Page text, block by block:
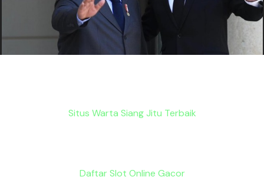
Situs Warta Siang Jitu Terbaik
Daftar Slot Online Gacor